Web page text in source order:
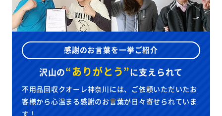
感謝のお言葉を一挙ご紹介
沢山の“ありがとう”に支えられて
不用品回収クオーレ神奈川には、ご依頼いただいたお
客様から心温まる感謝のお言葉が日々寄せられていま
す！